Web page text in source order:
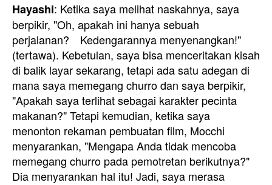
Hayashi: Ketika saya melihat naskahnya, saya
berpikir, "Oh, apakah ini hanya sebuah
perjalanan? Kedengarannya menyenangkan!"
(tertawa). Kebetulan, saya bisa menceritakan kisah
di balik layar sekarang, tetapi ada satu adegan di
mana saya memegang churro dan saya berpikir,
"Apakah saya terlihat sebagai karakter pecinta
makanan?" Tetapi kemudian, ketika saya
menonton rekaman pembuatan film, Mocchi
menyarankan, "Mengapa Anda tidak mencoba
memegang churro pada pemotretan berikutnya?"
Dia menyarankan hal itu! Jadi, saya merasa